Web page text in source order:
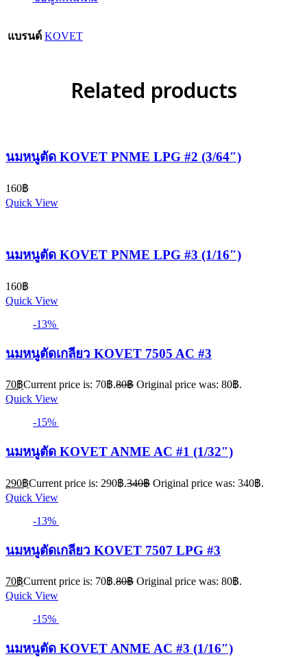
แบรนด์ KOVET
Related products
นมหนูตัด KOVET PNME LPG #2 (3/64″)
160฿
Quick View
นมหนูตัด KOVET PNME LPG #3 (1/16″)
160฿
Quick View
-13%
นมหนูตัดเกลียว KOVET 7505 AC #3
70฿Current price is: 70฿.80฿ Original price was: 80฿.
Quick View
-15%
นมหนูตัด KOVET ANME AC #1 (1/32″)
290฿Current price is: 290฿.340฿ Original price was: 340฿.
Quick View
-13%
นมหนูตัดเกลียว KOVET 7507 LPG #3
70฿Current price is: 70฿.80฿ Original price was: 80฿.
Quick View
-15%
นมหนูตัด KOVET ANME AC #3 (1/16″)